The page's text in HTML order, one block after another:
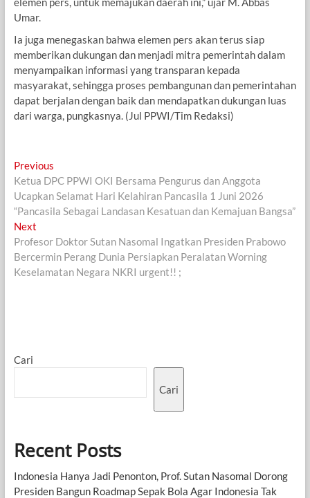
Umar.
Ia juga menegaskan bahwa elemen pers akan terus siap
memberikan dukungan dan menjadi mitra pemerintah dalam
menyampaikan informasi yang transparan kepada
masyarakat, sehingga proses pembangunan dan pemerintahan
dapat berjalan dengan baik dan mendapatkan dukungan luas
dari warga, pungkasnya. (Jul PPWI/Tim Redaksi)
Navigasi
pos
PreviousPrevious
post:
Ketua DPC PPWI OKI Bersama Pengurus dan Anggota
Ucapkan Selamat Hari Kelahiran Pancasila 1 Juni 2026
“Pancasila Sebagai Landasan Kesatuan dan Kemajuan Bangsa”
NextNext
post:
Profesor Doktor Sutan Nasomal Ingatkan Presiden Prabowo
Bercermin Perang Dunia Persiapkan Peralatan Worning
Keselamatan Negara NKRI urgent!! ;
Cari
Cari
Recent Posts
Indonesia Hanya Jadi Penonton, Prof. Sutan Nasomal Dorong
Presiden Bangun Roadmap Sepak Bola Agar Indonesia Tak